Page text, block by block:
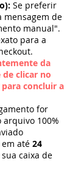
Se preferir
mensagem de
manual".
para a
da
clicar no
concluir a
for
100%
até 24
caixa de